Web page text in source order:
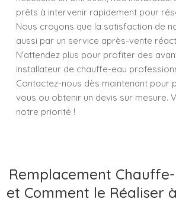
prêts à intervenir rapidement pour
Nous croyons que la satisfaction de
aussi par un service après-vente
N'attendez plus pour profiter des
installateur de chauffe-eau
Contactez-nous dès maintenant pour
vous ou obtenir un devis sur mesure.
notre priorité !
Remplacement
et Comment le Réaliser